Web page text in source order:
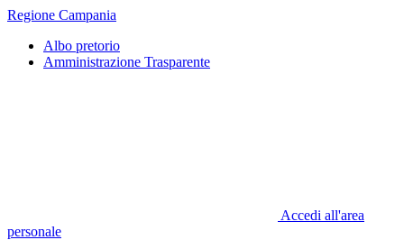
Regione Campania
Albo pretorio
Amministrazione Trasparente
Accedi all'area
personale